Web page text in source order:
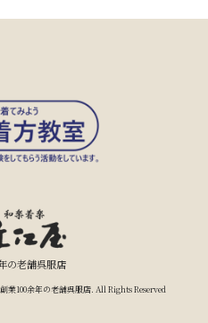
の老舗呉服店
業100余年の老舗呉服店. All Rights Reserved